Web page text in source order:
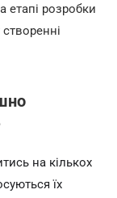
етапі розробки
на кількох
їх